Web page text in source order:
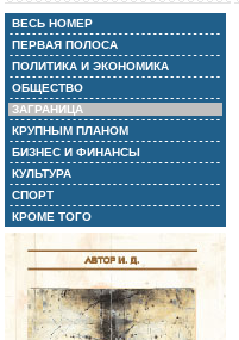
ВЕСЬ НОМЕР
ПЕРВАЯ ПОЛОСА
ПОЛИТИКА И ЭКОНОМИКА
ОБЩЕСТВО
ЗАГРАНИЦА
КРУПНЫМ ПЛАНОМ
БИЗНЕС И ФИНАНСЫ
КУЛЬТУРА
СПОРТ
КРОМЕ ТОГО